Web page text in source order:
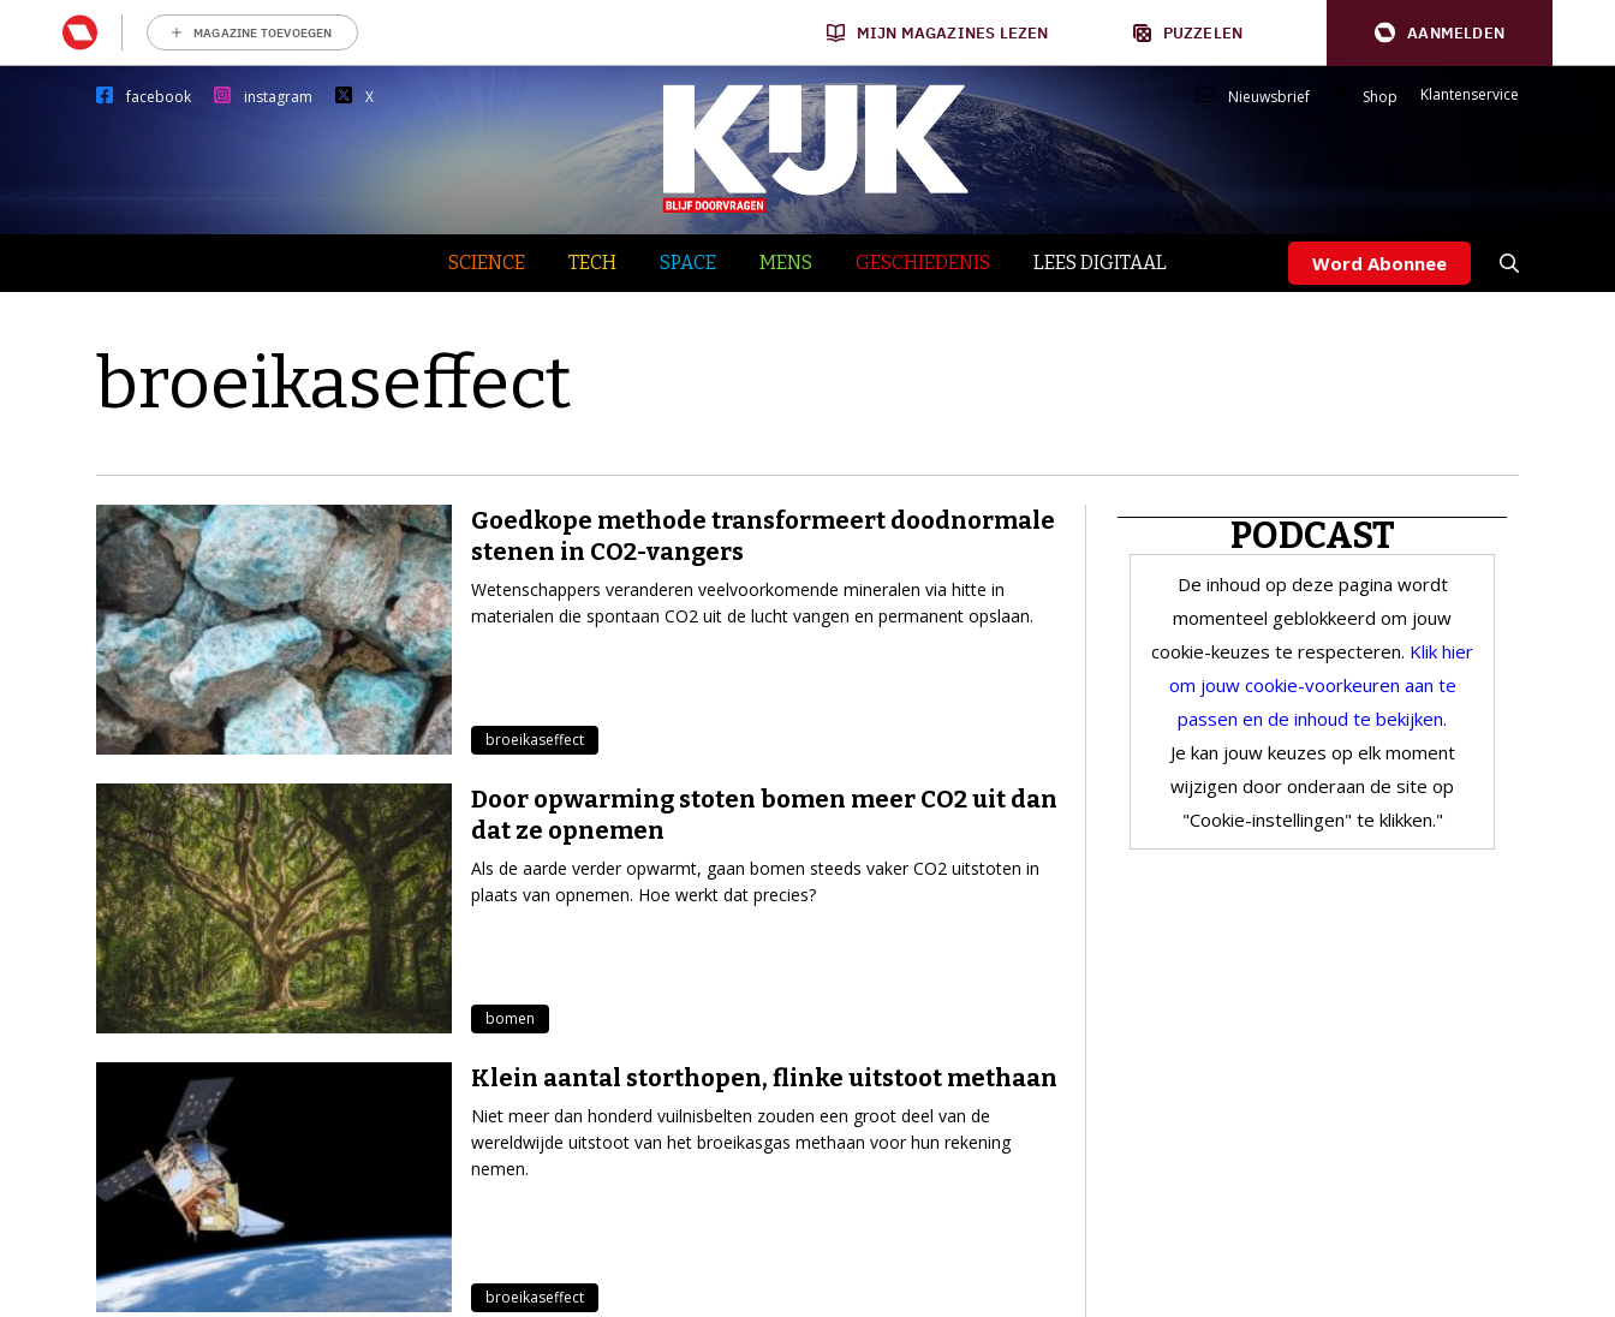
MAGAZINE TOEVOEGEN MIJN MAGAZINES LEZEN PUZZELEN AANMELDEN
facebook instagram X Nieuwsbrief Shop Klantenservice
SCIENCE TECH SPACE MENS GESCHIEDENIS LEES DIGITAAL Word Abonnee
broeikaseffect
Goedkope methode transformeert doodnormale
stenen in CO2-vangers
Wetenschappers veranderen veelvoorkomende mineralen via hitte in
materialen die spontaan CO2 uit de lucht vangen en permanent opslaan.
broeikaseffect
Door opwarming stoten bomen meer CO2 uit dan
dat ze opnemen
Als de aarde verder opwarmt, gaan bomen steeds vaker CO2 uitstoten in
plaats van opnemen. Hoe werkt dat precies?
bomen
Klein aantal storthopen, flinke uitstoot methaan
Niet meer dan honderd vuilnisbelten zouden een groot deel van de
wereldwijde uitstoot van het broeikasgas methaan voor hun rekening
nemen.
broeikaseffect
PODCAST
De inhoud op deze pagina wordt
momenteel geblokkeerd om jouw
cookie-keuzes te respecteren. Klik hier
om jouw cookie-voorkeuren aan te
passen en de inhoud te bekijken.
Je kan jouw keuzes op elk moment
wijzigen door onderaan de site op
"Cookie-instellingen" te klikken."